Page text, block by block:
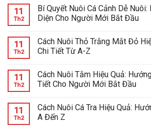
11
Th2
Bí Quyết Nuôi Cá Cảnh Dễ
Diện Cho Người Mới Bắt Đầu
11
Th2
Cách Nuôi Thỏ Trắng Mắt Đỏ
Chi Tiết Từ A-Z
11
Th2
Cách Nuôi Tằm Hiệu Quả:
Tiết Cho Người Mới Bắt Đầu
11
Th2
Cách Nuôi Cá Tra Hiệu Quả:
A Đến Z